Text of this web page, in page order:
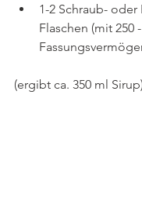
1-2 Schraub-
Flaschen (mit 250
(ergibt ca. 350 ml